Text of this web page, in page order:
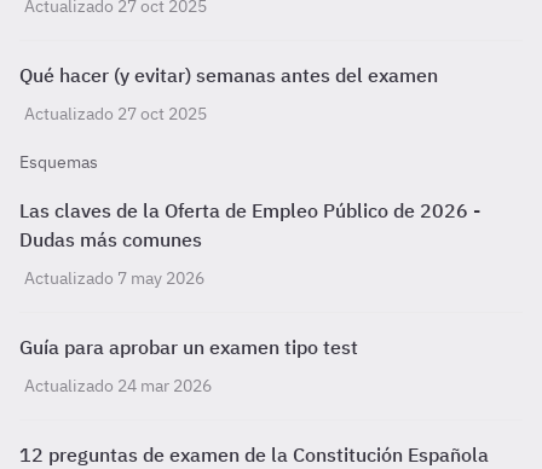
Actualizado 27 oct 2025
Qué hacer (y evitar) semanas antes del examen
Actualizado 27 oct 2025
Esquemas
Las claves de la Oferta de Empleo Público de 2026 -
Dudas más comunes
Actualizado 7 may 2026
Guía para aprobar un examen tipo test
Actualizado 24 mar 2026
12 preguntas de examen de la Constitución Española